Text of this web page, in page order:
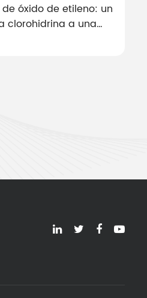
óxido de etileno: un
clorohidrina a una